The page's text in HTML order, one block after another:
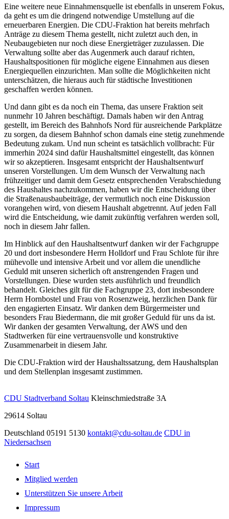
Eine weitere neue Einnahmensquelle ist ebenfalls in unserem Fokus,
da geht es um die dringend notwendige Umstellung auf die
erneuerbaren Energien. Die CDU-Fraktion hat bereits mehrfach
Anträge zu diesem Thema gestellt, nicht zuletzt auch den, in
Neubaugebieten nur noch diese Energieträger zuzulassen. Die
Verwaltung sollte aber das Augenmerk auch darauf richten,
Haushaltspositionen für mögliche eigene Einnahmen aus diesen
Energiequellen einzurichten. Man sollte die Möglichkeiten nicht
unterschätzen, die hieraus auch für städtische Investitionen
geschaffen werden können.
Und dann gibt es da noch ein Thema, das unsere Fraktion seit
nunmehr 10 Jahren beschäftigt. Damals haben wir den Antrag
gestellt, im Bereich des Bahnhofs Nord für ausreichende Parkplätze
zu sorgen, da diesem Bahnhof schon damals eine stetig zunehmende
Bedeutung zukam. Und nun scheint es tatsächlich vollbracht: Für
immerhin 2024 sind dafür Haushaltsmittel eingestellt, das können
wir so akzeptieren. Insgesamt entspricht der Haushaltsentwurf
unseren Vorstellungen. Um dem Wunsch der Verwaltung nach
frühzeitiger und damit dem Gesetz entsprechenden Verabschiedung
des Haushaltes nachzukommen, haben wir die Entscheidung über
die Straßenausbaubeiträge, der vermutlich noch eine Diskussion
vorangehen wird, von diesem Haushalt abgetrennt. Auf jeden Fall
wird die Entscheidung, wie damit zukünftig verfahren werden soll,
noch in diesem Jahr fallen.
Im Hinblick auf den Haushaltsentwurf danken wir der Fachgruppe
20 und dort insbesondere Herrn Holldorf und Frau Schlote für ihre
mühevolle und intensive Arbeit und vor allem die unendliche
Geduld mit unseren sicherlich oft anstrengenden Fragen und
Vorstellungen. Diese wurden stets ausführlich und freundlich
behandelt. Gleiches gilt für die Fachgruppe 23, dort insbesondere
Herrn Hornbostel und Frau von Rosenzweig, herzlichen Dank für
den engagierten Einsatz. Wir danken dem Bürgermeister und
besonders Frau Biedermann, die mit großer Geduld für uns da ist.
Wir danken der gesamten Verwaltung, der AWS und den
Stadtwerken für eine vertrauensvolle und konstruktive
Zusammenarbeit in diesem Jahr.
Die CDU-Fraktion wird der Haushaltssatzung, dem Haushaltsplan
und dem Stellenplan insgesamt zustimmen.
CDU Stadtverband Soltau Kleinschmiedstraße 3A
29614 Soltau
Deutschland 05191 5130 kontakt@cdu-soltau.de CDU in
Niedersachsen
Start
Mitglied werden
Unterstützen Sie unsere Arbeit
Impressum